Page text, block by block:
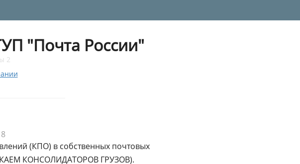
"Почта России"
2
(КПО) в собственных почтовых
КОНСОЛИДАТОРОВ ГРУЗОВ).